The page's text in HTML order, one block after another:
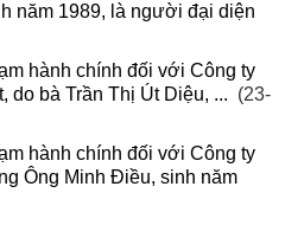
năm 1989, là người đại diện
hành chính đối với Công ty
do bà Trần Thị Út Diệu, ... (23-
hành chính đối với Công ty
Ông Minh Điều, sinh năm